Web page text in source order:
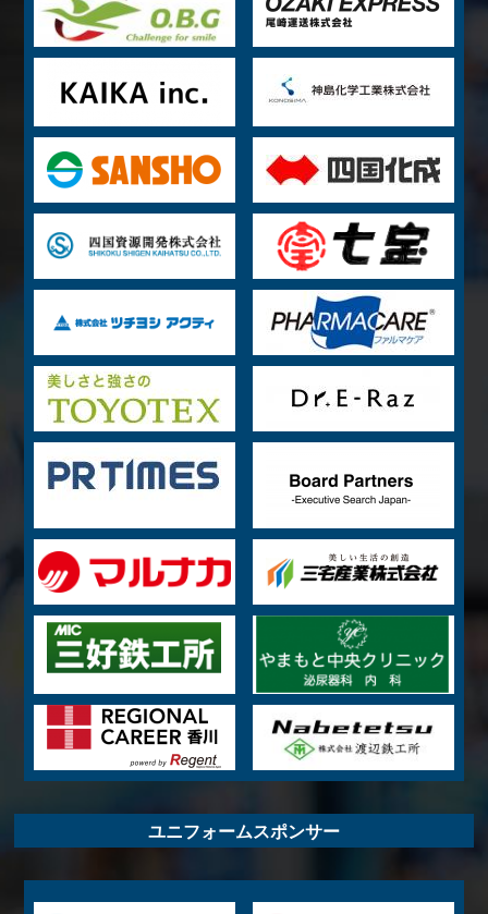
ユニフォームスポンサー